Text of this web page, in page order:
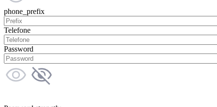
phone_prefix
Telefone
Password